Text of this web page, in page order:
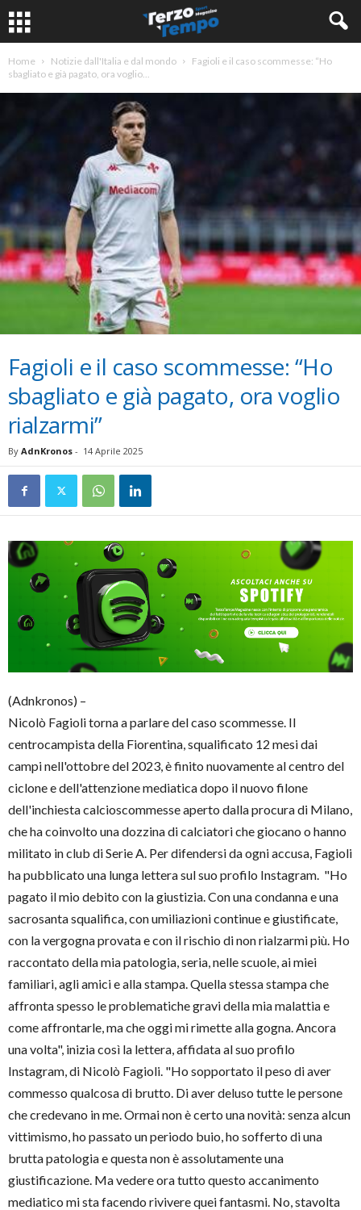
Home Notizie dall'Italia e dal mondo
Fagioli e il caso scommesse: “Ho
sbagliato e già pagato, ora voglio...
Fagioli e il caso scommesse: “Ho
sbagliato e già pagato, ora voglio
rialzarmi”
By AdnKronos - 14 Aprile 2025
(Adnkronos) –
Nicolò Fagioli torna a parlare del caso scommesse. Il
centrocampista della Fiorentina, squalificato 12 mesi dai
campi nell'ottobre del 2023, è finito nuovamente al centro del
ciclone e dell'attenzione mediatica dopo il nuovo filone
dell'inchiesta calcioscommesse aperto dalla procura di Milano,
che ha coinvolto una dozzina di calciatori che giocano o hanno
militato in club di Serie A. Per difendersi da ogni accusa, Fagioli
ha pubblicato una lunga lettera sul suo profilo Instagram. "Ho
pagato il mio debito con la giustizia. Con una condanna e una
sacrosanta squalifica, con umiliazioni continue e giustificate,
con la vergogna provata e con il rischio di non rialzarmi più. Ho
raccontato della mia patologia, seria, nelle scuole, ai miei
familiari, agli amici e alla stampa. Quella stessa stampa che
affronta spesso le problematiche gravi della mia malattia e
come affrontarle, ma che oggi mi rimette alla gogna. Ancora
una volta", inizia così la lettera, affidata al suo profilo
Instagram, di Nicolò Fagioli. "Ho sopportato il peso di aver
commesso qualcosa di brutto. Di aver deluso tutte le persone
che credevano in me. Ormai non è certo una novità: senza alcun
vittimismo, ho passato un periodo buio, ho sofferto di una
brutta patologia e questa non è assolutamente una
giustificazione. Ma vedere ora tutto questo accanimento
mediatico mi sta facendo rivivere quei fantasmi. No, stavolta